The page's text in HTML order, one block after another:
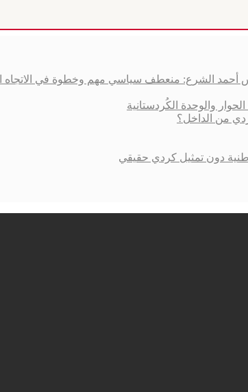
أحمد الشرع: منعطف سياسي مهم وخطوة في الاتجاه
من الداخل؟
دون تمثيل كردي حقيقي